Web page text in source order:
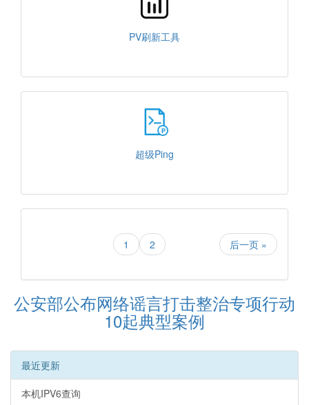
PV刷新工具
超级Ping
1 2 后一页 »
公安部公布网络谣言打击整治专项行动
10起典型案例
最近更新
本机IPV6查询